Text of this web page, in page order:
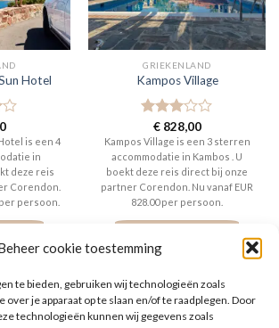
cookie toestemming
te bieden, gebruiken wij technologieën zoals
je apparaat op te slaan en/of te raadplegen. Door
technologieën kunnen wij gegevens zoals
Hotel
is een 4
in
deze reis
Corendon.
persoon.
GRIEKENLAND
Kampos Village
Gewaardeerd
3uit 5
€828,00
Kampos Village is een 3 sterren
accommodatie in Kambos . U
boekt deze reis direct bij onze
partner Corendon. Nu vanaf EUR
828.00 per persoon.